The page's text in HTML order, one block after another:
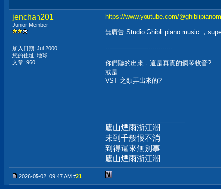
jenchan201
Junior Member
加入日期: Jul 2000
您的住址: 地球
文章: 960
https://www.youtube.com/
無廣告 Studio Ghibli piano music ，
----------------------------------
你們聽的出來，這是真實的鋼琴收音?
或是
VST 之類弄出來的?
廬山煙雨浙江潮
未到千般恨不消
到得還來無別事
廬山煙雨浙江潮
2026-05-02, 09:47 AM #21